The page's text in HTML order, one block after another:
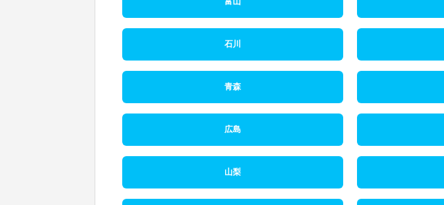
石川
青森
広島
山梨